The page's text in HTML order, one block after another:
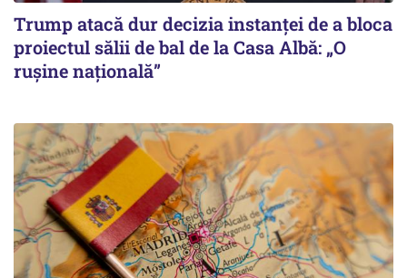
Trump atacă dur decizia instanţei de a bloca
proiectul sălii de bal de la Casa Albă: „O
ruşine naţională”